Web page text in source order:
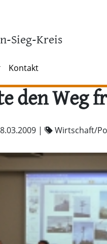
Sieg-Kreis
Kontakt
den Weg
| Wirtschaft/